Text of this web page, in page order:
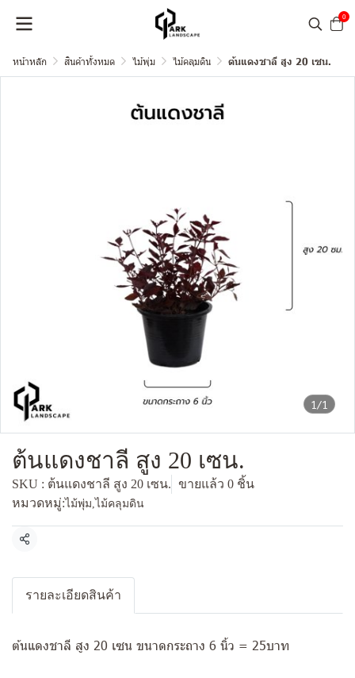
0
หน้าหลัก สินค้าทั้งหมด ไม้พุ่ม ไม้คลุมดิน ต้นแดงชาลี สูง 20 เซน.
1/1
ต้นแดงชาลี สูง 20 เซน.
SKU : ต้นแดงชาลี สูง 20 เซน. ขายแล้ว 0 ชิ้น
หมวดหมู่:ไม้พุ่ม,ไม้คลุมดิน
แชร์
รายละเอียดสินค้า
ต้นแดงชาลี สูง 20 เซน ขนาดกระถาง 6 นิ้ว = 25บาท